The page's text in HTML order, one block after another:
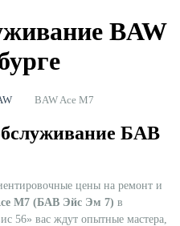
BAW
BAW Ace M7
БАВ
цены на ремонт и
M7 (БАВ Эйс Эм 7) в
56» вас ждут опытные мастера,